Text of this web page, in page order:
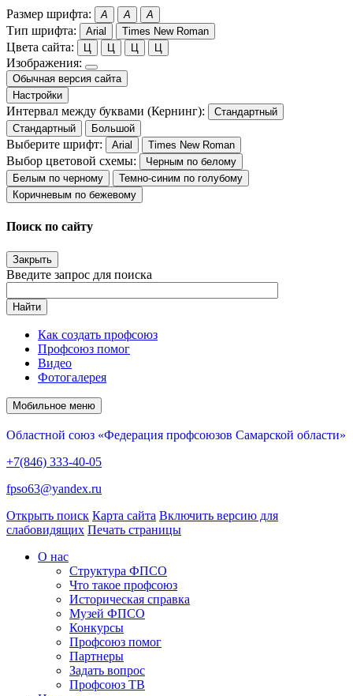
Размер шрифта: A A A
Тип шрифта: Arial Times New Roman
Цвета сайта: Ц Ц Ц Ц
Изображения:
Обычная версия сайта
Настройки
Интервал между буквами (Кернинг):
Стандартный
Стандартный
Большой
Выберите шрифт: Arial Times New Roman
Выбор цветовой схемы:
Черным по белому
Белым по черному
Темно-синим по голубому
Коричневым по бежевому
Поиск по сайту
Закрыть
Введите запрос для поиска
Найти
Как создать профсоюз
Профсоюз помог
Видео
Фотогалерея
Мобильное меню
Областной союз «Федерация профсоюзов Самарской области»
+7(846) 333-40-05
fpso63@yandex.ru
Открыть поиск Карта сайта Включить версию для
слабовидящих Печать страницы
О нас
Структура ФПСО
Что такое профсоюз
Историческая справка
Музей ФПСО
Конкурсы
Профсоюз помог
Партнеры
Задать вопрос
Профсоюз ТВ